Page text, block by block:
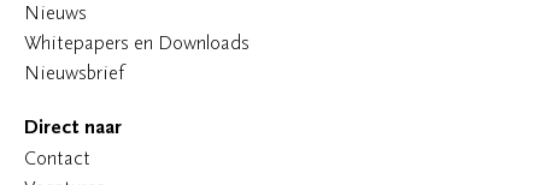
Nieuws
Whitepapers en Downloads
Nieuwsbrief
Direct naar
Contact